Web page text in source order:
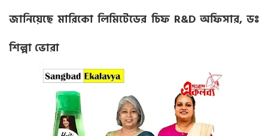
জানিয়েছেমারিকো লিমিটেডের চিফ R&D অফিসার, ডঃ
শিল্পা ভোরা